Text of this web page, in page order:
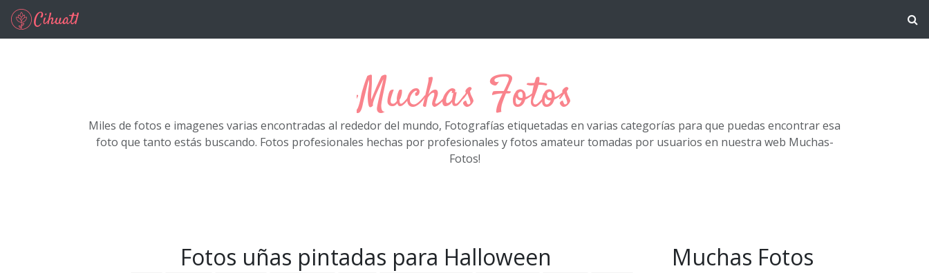
Ir al contenido principal
Muchas Fotos
Miles de fotos e imagenes varias encontradas al rededor del mundo, Fotografías etiquetadas en varias categorías para que puedas encontrar esa
foto que tanto estás buscando. Fotos profesionales hechas por profesionales y fotos amateur tomadas por usuarios en nuestra web Muchas-
Fotos!
Fotos uñas pintadas para Halloween Muchas Fotos